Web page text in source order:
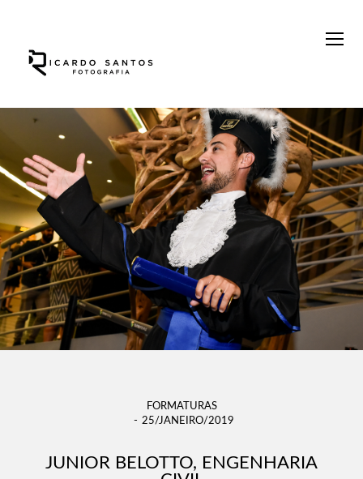
FORMATURAS
25/JANEIRO/2019
JUNIOR BELOTTO, ENGENHARIA